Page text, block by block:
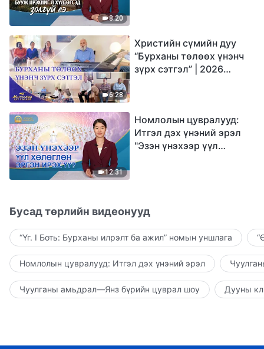
8:20
6:28
Христийн сүмийн дуу
“Бурханы төлөөх үнэнч
зүрх сэтгэл” | 2026
12:31
Номлолын цувралууд:
Итгэл дэх үнэний эрэл
"Эзэн үнэхээр үүл
Бусад төрлийн видеонууд
“Үг. I Боть: Бурханы илрэлт ба ажил” номын уншлага
Номлолын цувралууд: Итгэл дэх үнэний эрэл
Чуулганы амьдрал—Янз бүрийн цуврал шоу Дууны